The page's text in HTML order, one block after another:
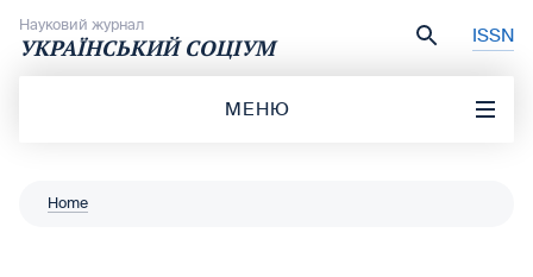
Науковий журнал
УКРАЇНСЬКИЙ СОЦІУМ ISSN
МЕНЮ
Home